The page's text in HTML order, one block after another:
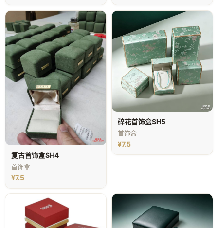
复古首饰盒SH4
首饰盒
¥7.5
碎花首饰盒SH5
首饰盒
¥7.5